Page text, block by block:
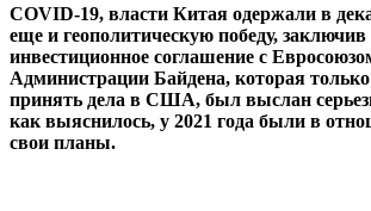
COVID-19, власти Китая одержали в
еще и геополитическую победу,
инвестиционное соглашение с
Администрации Байдена, которая только
принять дела в США, был выслан
как выяснилось, у 2021 года были в
свои планы.